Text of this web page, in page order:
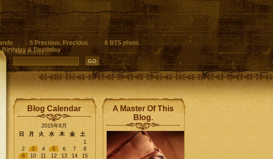
5 Precious, Precious
6 BTS photo
Birthday & Deathday
Find Entries
Blog Calendar
2015年8月
日
月 火 水 木 金
土
1
2
3 4 5 6 7
8
9
10 11 12 13 14
15
A Master Of This
Blog.